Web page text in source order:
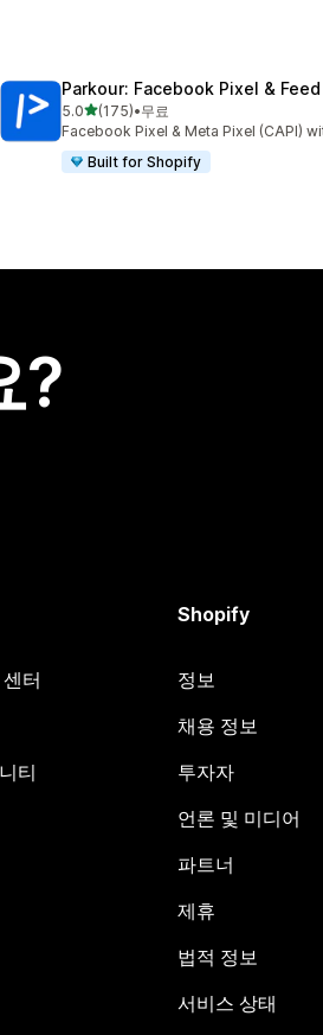
Parkour: Facebook Pixel & Feed
5.0별 5개 중
(175)
총 리뷰 175개
•무료
Facebook Pixel & Meta Pixel (CAPI)
Built for Shopify
?
터
티
Shopify
정보
채용 정보
투자자
언론 및 미디어
파트너
제휴
법적 정보
서비스 상태